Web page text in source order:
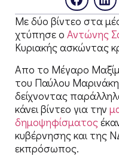
Με δύο βίντεο στα
χτύπησε ο Αντώνης
Κυριακής ασκώντας
Απο το Μέγαρο
του Παύλου
δείχνοντας
κάνει βίντεο για την
δημοψηφίσματος
κυβέρνησης και της
εκπρόσωπος.